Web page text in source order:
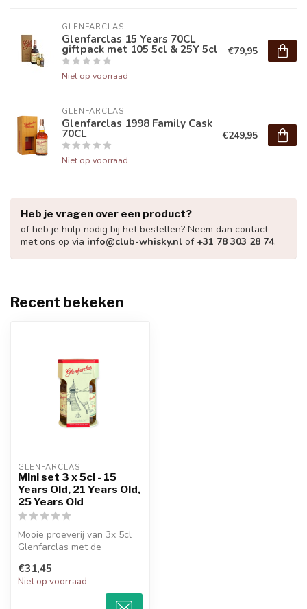
GLENFARCLAS
Glenfarclas 15 Years 70CL
giftpack met 105 5cl & 25Y 5cl
Niet op voorraad
€79,95
GLENFARCLAS
Glenfarclas 1998 Family Cask
70CL
Niet op voorraad
€249,95
Heb je vragen over een product?
of heb je hulp nodig bij het bestellen? Neem dan contact
met ons op via info@club-whisky.nl of +31 78 303 28 74.
Recent bekeken
GLENFARCLAS
Mini set 3 x 5cl - 15
Years Old, 21 Years Old,
25 Years Old
Mooie proeverij van 3x 5cl
Glenfarclas met de
Years & 2...
€31,45
Niet op voorraad